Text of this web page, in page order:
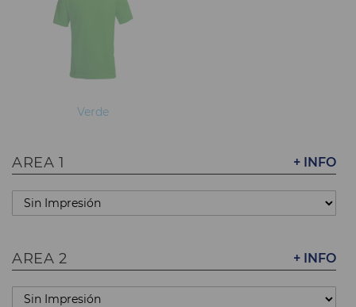
Verde
+ INFO
AREA 1
+ INFO
AREA 2